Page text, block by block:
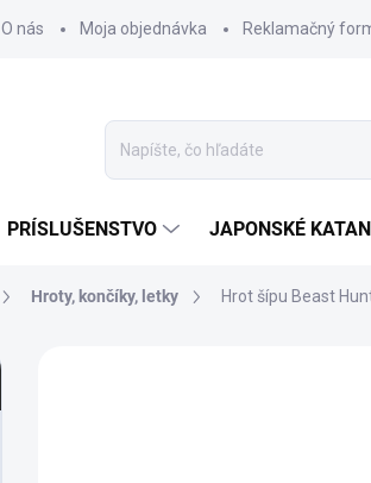
O nás Moja objednávka Reklamačný
PRÍSLUŠENSTVO JAPONSKÉ
Hroty, končíky, letky Hrot šípu Beast